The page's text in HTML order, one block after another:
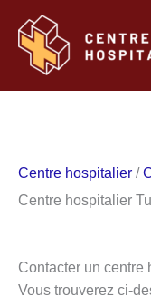
contenu
Centre hospitalier /
Centre hospitalier
Contacter un centre
Vous trouverez ci-